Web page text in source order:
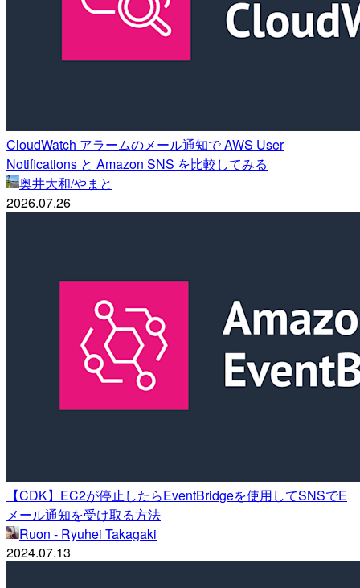
CloudWatch アラームのメール通知で AWS User
Notifications と Amazon SNS を比較してみる
奥井大和/やまと
2026.07.26
【CDK】EC2が停止したらEventBridgeを使用してSNSでE
メール通知を受け取る方法
Ruon - Ryuhei Takagaki
2024.07.13